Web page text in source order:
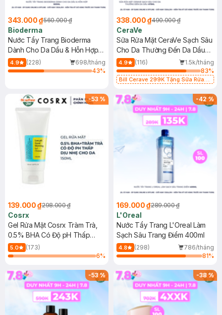
343.000 ₫560.000 ₫
Bioderma
Nước Tẩy Trang Bioderma
Dành Cho Da Dầu & Hỗn Hợp
500ml
4.9 (228)
698/tháng
43%
338.000 ₫490.000 ₫
CeraVe
Sữa Rửa Mặt CeraVe Sạch Sâu
Cho Da Thường Đến Da Dầu
473ml
4.9 (116)
1.5k/tháng
83%
Bill Cerave 299K Tặng Sữa Rửa
-53 %
139.000 ₫298.000 ₫
Cosrx
Gel Rửa Mặt Cosrx Tràm Trà,
0.5% BHA Có Độ pH Thấp
150ml
5.0
(173)
6%
-42%
169.000 ₫289.000 ₫
L'Oreal
Nước Tẩy Trang L'Oreal Làm
Sạch Sâu Trang Điểm 400ml
4.8 (298)
786/tháng
81%
-53% -38%